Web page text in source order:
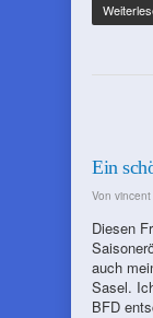
Ein
Von vincent
Diesen
auch
Sasel.
BFD